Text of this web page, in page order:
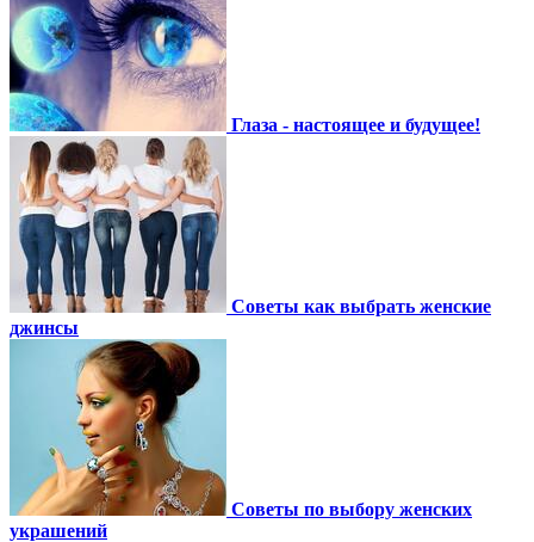
Глаза - настоящее и будущее!
Советы как выбрать женские
джинсы
Советы по выбору женских
украшений